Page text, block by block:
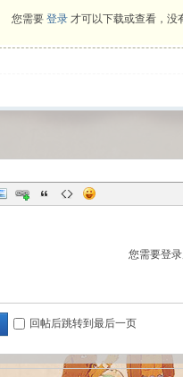
您需要 登录 才可以下载或查看，没
您需要登
回帖后跳转到最后一页